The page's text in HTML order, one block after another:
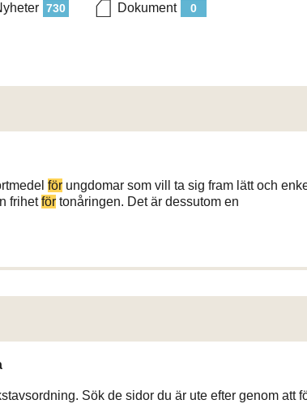
730 0
Dokument
för ungdomar som vill ta sig fram lätt och
frihetför tonåringen. Det är dessutom en
Sök de sidor du är ute efter genom att